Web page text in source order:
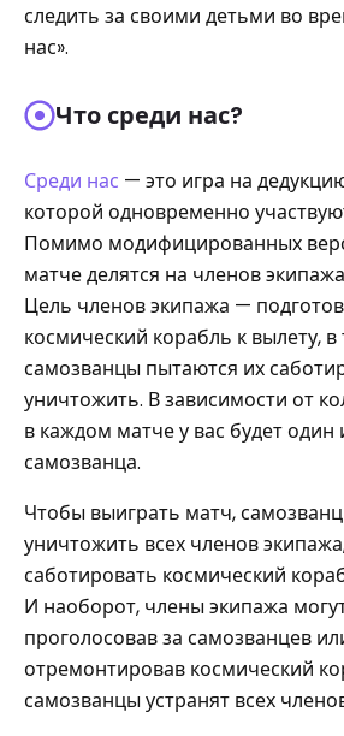
следить за своими детьми во
нас».
Что среди нас?
Среди нас — это игра на
которой одновременно
Помимо модифицированных
матче делятся на членов
Цель членов экипажа —
космический корабль к вылету, в
самозванцы пытаются их
уничтожить. В зависимости от
в каждом матче у вас будет один
самозванца.
Чтобы выиграть матч,
уничтожить всех членов
саботировать космический
И наоборот, члены экипажа
проголосовав за самозванцев
отремонтировав космический
самозванцы устранят всех